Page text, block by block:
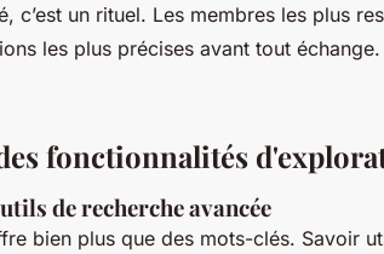
c’est un rituel. Les membres les plus
les plus précises avant tout
fonctionnalités
de recherche avancée
bien plus que des mots-clés. Savoir